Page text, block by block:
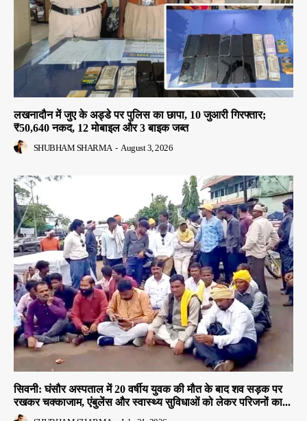
लखनादौन में जुए के अड्डे पर पुलिस का छापा, 10 जुआरी गिरफ्तार;
₹50,640 नकद, 12 मोबाइल और 3 बाइक जब्त
SHUBHAM SHARMA - August 3, 2026
सिवनी: घंसौर अस्पताल में 20 वर्षीय युवक की मौत के बाद शव सड़क पर
रखकर चक्काजाम, एंबुलेंस और स्वास्थ्य सुविधाओं को लेकर परिजनों का...